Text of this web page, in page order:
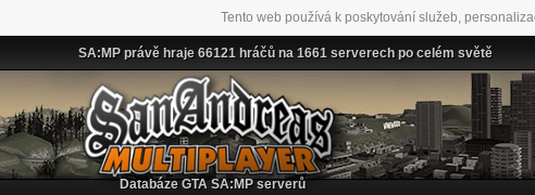
Tento web používá k poskytování služeb,
SA:MP právě hraje 66121 hráčů na 1661 serverech po celém světě
Databáze GTA SA:MP serverů